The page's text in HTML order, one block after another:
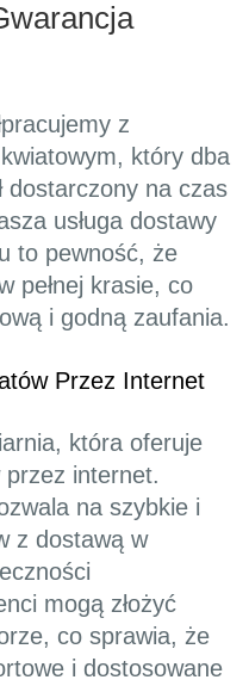
z
który dba
dostarczony na czas
usługa dostawy
to pewność, że
pełnej krasie, co
i godną zaufania.
Przez Internet
która oferuje
internet.
na szybkie i
z dostawą w
mogą złożyć
co sprawia, że
i dostosowane